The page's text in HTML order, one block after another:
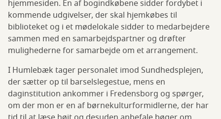
hjemmesiden. En af bogindkøbene sidder fordybet i
kommende udgivelser, der skal hjemkøbes til
biblioteket og i et mødelokale sidder to medarbejdere
sammen med en samarbejdspartner og drøfter
mulighederne for samarbejde om et arrangement.
I Humlebæk tager personalet imod Sundhedsplejen,
der sætter op til barselslegestue, mens en
daginstitution ankommer i Fredensborg og spørger,
om der mon er en af børnekulturformidlerne, der har